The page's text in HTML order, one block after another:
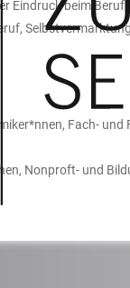
Eindruck beim
Fach-
Nonproft- und